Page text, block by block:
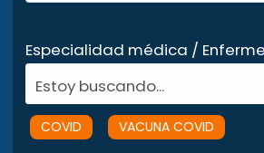
Especialidad médica /
Estoy buscando...
COVID VACUNA COVID